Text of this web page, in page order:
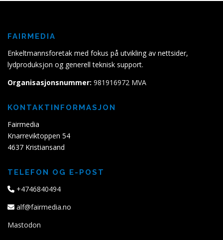
FAIRMEDIA
Enkeltmannsforetak med fokus på utvikling av nettsider,
lydproduksjon og generell teknisk support.
Organisasjonsnummer: 981916972 MVA
KONTAKTINFORMASJON
Fairmedia
Knarreviktoppen 54
4637 Kristiansand
TELEFON OG E-POST
+4746840494
alf@fairmedia.no
Mastodon